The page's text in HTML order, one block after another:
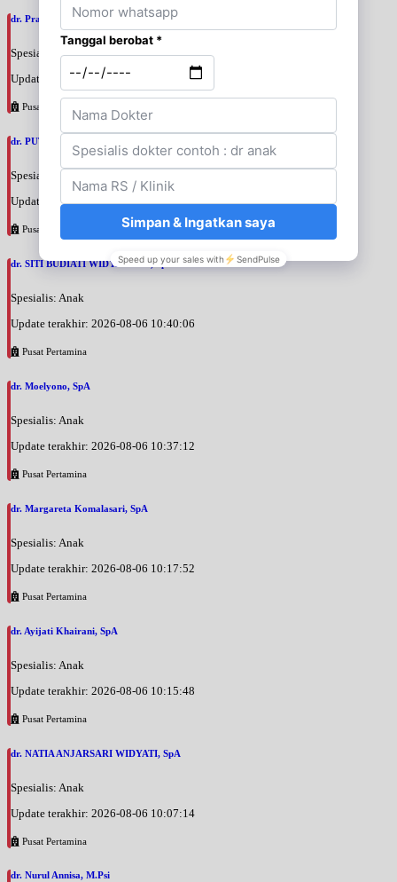
dr. Prajnia Paramitha Narendraswari, SpA
Spesialis: Anak
Update terakhir: 2026-08-06 10:46:34
Pusat Pertamina
dr. PUTRI WIDIANTIKA WIDARTO, SpA
Spesialis: Anak
Update terakhir: 2026-08-06 10:43:44
Pusat Pertamina
dr. SITI BUDIATI WIDYASTUTI, SpA
Spesialis: Anak
Update terakhir: 2026-08-06 10:40:06
Pusat Pertamina
dr. Moelyono, SpA
Spesialis: Anak
Update terakhir: 2026-08-06 10:37:12
Pusat Pertamina
dr. Margareta Komalasari, SpA
Spesialis: Anak
Update terakhir: 2026-08-06 10:17:52
Pusat Pertamina
dr. Ayijati Khairani, SpA
Spesialis: Anak
Update terakhir: 2026-08-06 10:15:48
Pusat Pertamina
dr. NATIA ANJARSARI WIDYATI, SpA
Spesialis: Anak
Update terakhir: 2026-08-06 10:07:14
Pusat Pertamina
dr. Nurul Annisa, M.Psi